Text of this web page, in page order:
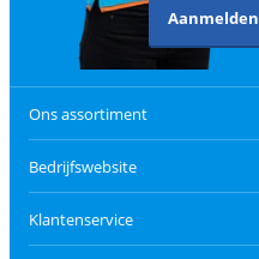
Aanmelden
Ons assortiment
Bedrijfswebsite
Klantenservice